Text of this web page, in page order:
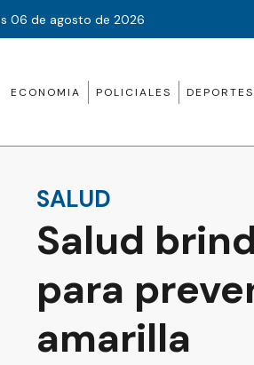
06 de agosto de 2026
ECONOMIA POLICIALES DEPORTES
SALUD
Salud
para
amarilla